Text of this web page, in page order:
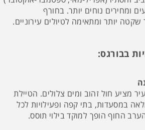
ומחירים נוחים יותר. בחורף
יותר ומתאימה לטיולים עירוניים.
בבורגס:
מציע חול זהוב ומים צלולים. הטיילת
במסעדות, בתי קפה ופעילויות לכל
החוף הופך למוקד בילוי תוסס.